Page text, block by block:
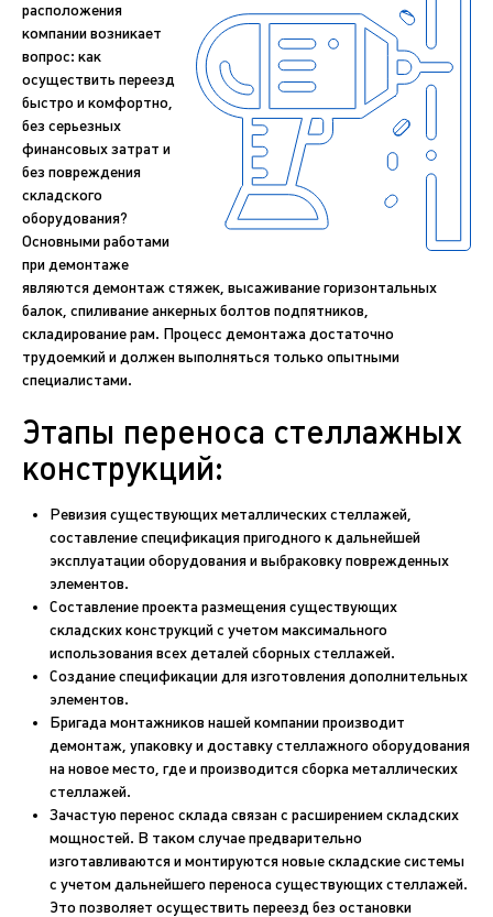
расположения
компании возникает
вопрос: как
осуществить переезд
быстро и комфортно,
без серьезных
финансовых затрат и
без повреждения
складского
оборудования?
Основными работами
при демонтаже
являются демонтаж стяжек, высаживание горизонтальных
балок, спиливание анкерных болтов подпятников,
складирование рам. Процесс демонтажа достаточно
трудоемкий и должен выполняться только опытными
специалистами.
Этапы переноса стеллажных
конструкций:
Ревизия существующих металлических стеллажей,
составление спецификация пригодного к дальнейшей
эксплуатации оборудования и выбраковку поврежденных
элементов.
Составление проекта размещения существующих
складских конструкций с учетом максимального
использования всех деталей сборных стеллажей.
Создание спецификации для изготовления дополнительных
элементов.
Бригада монтажников нашей компании производит
демонтаж, упаковку и доставку стеллажного оборудования
на новое место, где и производится сборка металлических
стеллажей.
Зачастую перенос склада связан с расширением складских
мощностей. В таком случае предварительно
изготавливаются и монтируются новые складские системы
с учетом дальнейшего переноса существующих стеллажей.
Это позволяет осуществить переезд без остановки